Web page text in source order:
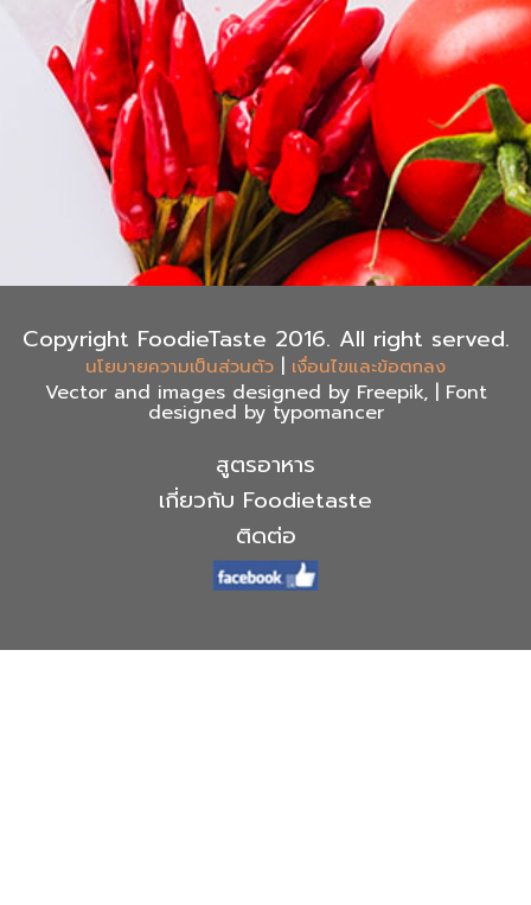
Copyright FoodieTaste 2016. All right served.
นโยบายความเป็นส่วนตัว | เงื่อนไขและข้อตกลง
Vector and images designed by Freepik, | Font
designed by typomancer
สูตรอาหาร
เกี่ยวกับ Foodietaste
ติดต่อ